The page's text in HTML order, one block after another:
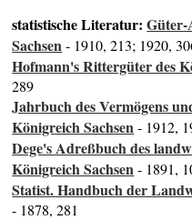
statistische Literatur:Güter-
Sachsen- 1910, 213; 1920,
Hofmann's Rittergüter des
289
Jahrbuch des Vermögens
Königreich Sachsen- 1912,
Dege's Adreßbuch des
Königreich Sachsen- 1891,
Statist. Handbuch der
- 1878, 281